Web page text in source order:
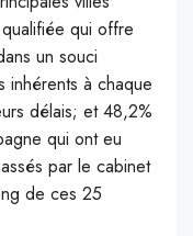
qui offre
un souci
inhérents à chaque
délais; et 48,2%
qui ont eu
par le cabinet
de ces 25